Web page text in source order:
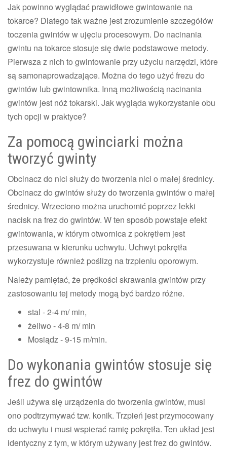
Jak powinno wyglądać prawidłowe gwintowanie na
tokarce? Dlatego tak ważne jest zrozumienie szczegółów
toczenia gwintów w ujęciu procesowym. Do nacinania
gwintu na tokarce stosuje się dwie podstawowe metody.
Pierwsza z nich to gwintowanie przy użyciu narzędzi, które
są samonaprowadzające. Można do tego użyć frezu do
gwintów lub gwintownika. Inną możliwością nacinania
gwintów jest nóż tokarski. Jak wygląda wykorzystanie obu
tych opcji w praktyce?
Za pomocą gwinciarki można
tworzyć gwinty
Obcinacz do nici służy do tworzenia nici o małej średnicy.
Obcinacz do gwintów służy do tworzenia gwintów o małej
średnicy. Wrzeciono można uruchomić poprzez lekki
nacisk na frez do gwintów. W ten sposób powstaje efekt
gwintowania, w którym otwornica z pokrętłem jest
przesuwana w kierunku uchwytu. Uchwyt pokrętła
wykorzystuje również poślizg na trzpieniu oporowym.
Należy pamiętać, że prędkości skrawania gwintów przy
zastosowaniu tej metody mogą być bardzo różne.
stal - 2-4 m/ min,
żeliwo - 4-8 m/ min
Mosiądz - 9-15 m/min.
Do wykonania gwintów stosuje się
frez do gwintów
Jeśli używa się urządzenia do tworzenia gwintów, musi
ono podtrzymywać tzw. konik. Trzpień jest przymocowany
do uchwytu i musi wspierać ramię pokrętła. Ten układ jest
identyczny z tym, w którym używany jest frez do gwintów.